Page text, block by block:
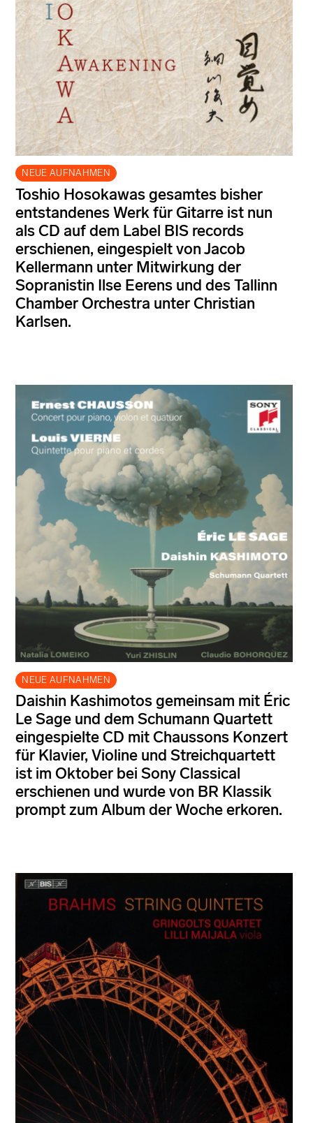
NEUE AUFNAHMEN
Toshio Hosokawas gesamtes bisher
entstandenes Werk für Gitarre ist nun
als CD auf dem Label BIS records
erschienen, eingespielt von Jacob
Kellermann unter Mitwirkung der
Sopranistin Ilse Eerens und des Tallinn
Chamber Orchestra unter Christian
Karlsen.
NEUE AUFNAHMEN
Daishin Kashimotos gemeinsam mit Éric
Le Sage und dem Schumann Quartett
eingespielte CD mit Chaussons Konzert
für Klavier, Violine und Streichquartett
ist im Oktober bei Sony Classical
erschienen und wurde von BR Klassik
prompt zum Album der Woche erkoren.